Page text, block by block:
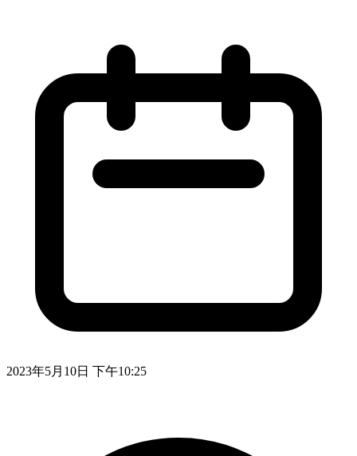
2023年5月10日 下午10:25